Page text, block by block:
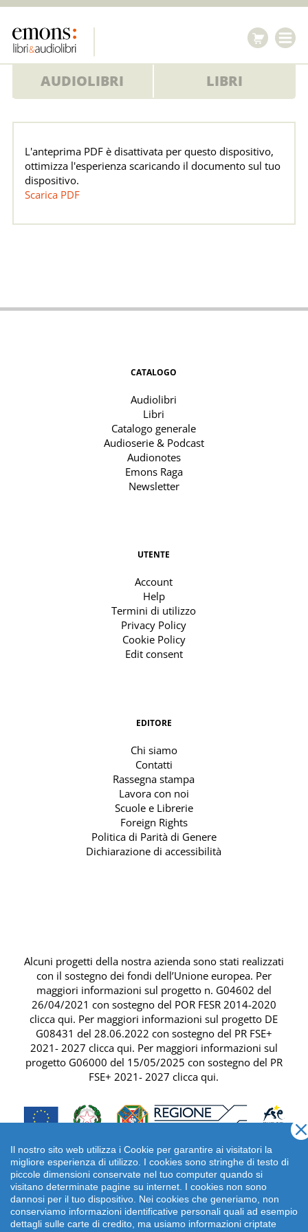
Il nostro sito web utilizza i Cookie per garantire ai visitatori la
migliore esperienza di utilizzo. I cookies sono stringhe di testo di
piccole dimensioni conservate nel tuo computer quando si
visitano determinate pagine su internet. I cookies non sono
dannosi per il tuo dispositivo. Nei cookies che generiamo, non
conserviamo informazioni identificative personali quali ad esempio
dettagli sulle carte di credito, ma usiamo informazioni criptate
AUDIOLIBRI LIBRI
L'anteprima PDF è disattivata per questo dispositivo,
ottimizza l'esperienza scaricando il documento sul tuo
dispositivo.
Scarica PDF
CATALOGO
Audiolibri
Libri
Catalogo generale
Audioserie & Podcast
Audionotes
Emons Raga
Newsletter
UTENTE
Account
Help
Termini di utilizzo
Privacy Policy
Cookie Policy
Edit consent
EDITORE
Chi siamo
Contatti
Rassegna stampa
Lavora con noi
Scuole e Librerie
Foreign Rights
Politica di Parità di Genere
Dichiarazione di accessibilità
Alcuni progetti della nostra azienda sono stati realizzati
con il sostegno dei fondi dell’Unione europea. Per
maggiori informazioni sul progetto n. G04602 del
26/04/2021 con sostegno del POR FESR 2014-2020
clicca qui. Per maggiori informazioni sul progetto DE
G08431 del 28.06.2022 con sostegno del PR FSE+
2021- 2027 clicca qui. Per maggiori informazioni sul
progetto G06000 del 15/05/2025 con sostegno del PR
FSE+ 2021- 2027 clicca qui.